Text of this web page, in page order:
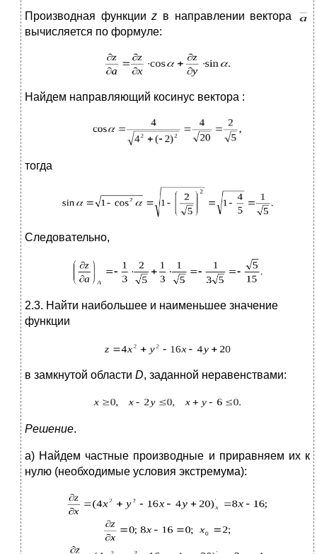
Производная функцииz в направлении вектора
вычисляется по формуле:
Найдем направляющий косинус вектора :
тогда
Следовательно,
2.3. Найти наибольшее и наименьшее значение
функции
в замкнутой области D, заданной неравенствами:
Решение.
а) Найдем частные производные и приравняем их к
нулю (необходимые условия экстремума):